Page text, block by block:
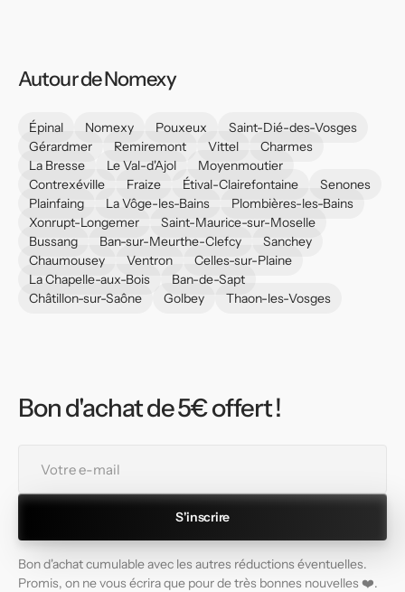
Autour de Nomexy
Épinal Nomexy Pouxeux
Saint-Dié-des-Vosges
Gérardmer
Remiremont Vittel
Charmes
La Bresse
Le Val-d'Ajol
Moyenmoutier
Contrexéville
Fraize Étival-Clairefontaine
Senones
Plainfaing
La Vôge-les-Bains
Plombières-les-Bains
Xonrupt-Longemer
Saint-Maurice-sur-Moselle
Bussang
Ban-sur-Meurthe-Clefcy
Sanchey
Chaumousey
Ventron
Celles-sur-Plaine
La Chapelle-aux-Bois
Ban-de-Sapt
Châtillon-sur-Saône
Golbey Thaon-les-Vosges
Bon d'achat de 5€ offert !
mail
S'inscrire
Bon d'achat cumulable avec les autres réductions éventuelles.
Promis, on ne vous écrira que pour de très bonnes nouvelles ❤️.